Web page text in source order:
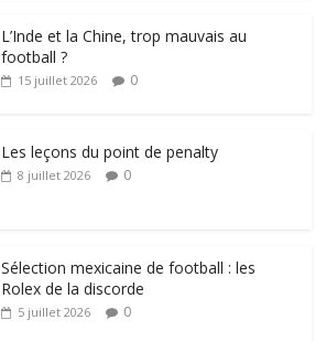
L’Inde et la Chine, trop mauvais au
football ?
15 juillet 2026 0
Les leçons du point de penalty
8 juillet 2026 0
Sélection mexicaine de football : les
Rolex de la discorde
5 juillet 2026 0